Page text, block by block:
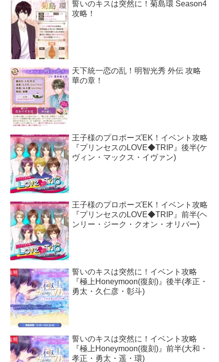
誓いのキスは突然に！菊島環 Season4
攻略！
天下統一恋の乱！明智光秀 外伝 攻略
華の章！
王子様のプロポーズEK！イベント攻略
『プリンセスのLOVE◆TRIP』後半(ケ
ヴィン・マックス・イヴァン)
王子様のプロポーズEK！イベント攻略
『プリンセスのLOVE◆TRIP』前半(ヘ
ンリー・ジーク・クオン・オリバー)
誓いのキスは突然に！イベント攻略
『極上Honeymoon(復刻)』後半(孝正・
勇太・久仁彦・彰斗)
誓いのキスは突然に！イベント攻略
『極上Honeymoon(復刻)』前半(大和・
孝正・勇太・遥・環)